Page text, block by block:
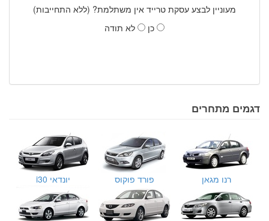
מעוניין לבצע עסקת טרייד אין משתלמת? (ללא התחייבות)
כן
לא תודה
דגמים מתחרים
רנו מגאן פורד פוקוס יונדאי i30